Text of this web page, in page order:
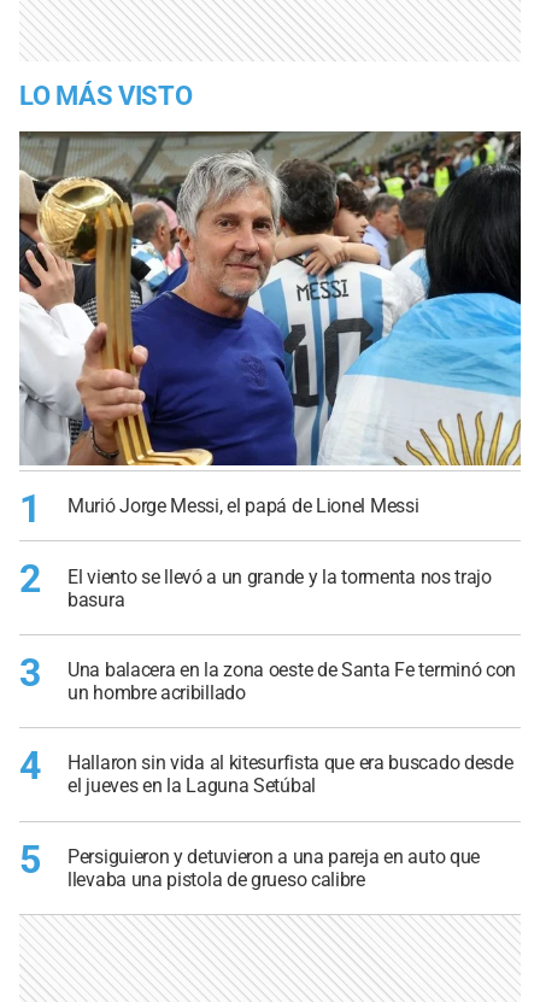
LO MÁS VISTO
1 Murió Jorge Messi, el papá de Lionel Messi
2
El viento se llevó a un grande y la tormenta nos trajo
basura
3
Una balacera en la zona oeste de Santa Fe terminó con
un hombre acribillado
4
Hallaron sin vida al kitesurfista que era buscado desde
el jueves en la Laguna Setúbal
5
Persiguieron y detuvieron a una pareja en auto que
llevaba una pistola de grueso calibre